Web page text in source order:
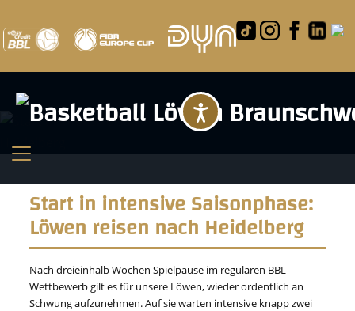
Start in intensive Saisonphase:
Löwen reisen nach Heidelberg
Nach dreieinhalb Wochen Spielpause im regulären BBL-
Wettbewerb gilt es für unsere Löwen, wieder ordentlich an
Schwung aufzunehmen. Auf sie warten intensive knapp zwei